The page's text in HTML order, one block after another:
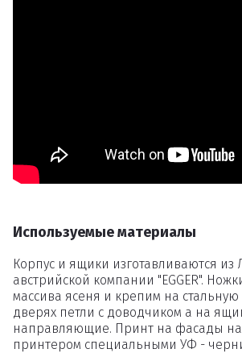
Используемые материалы
Корпус и ящики изготавливаются из
австрийской компании "EGGER".
массива ясеня и крепим на стальную
дверях петли с доводчиком а на
направляющие. Принт на фасады
принтером специальными УФ -
Вы точно хотите
Удалить